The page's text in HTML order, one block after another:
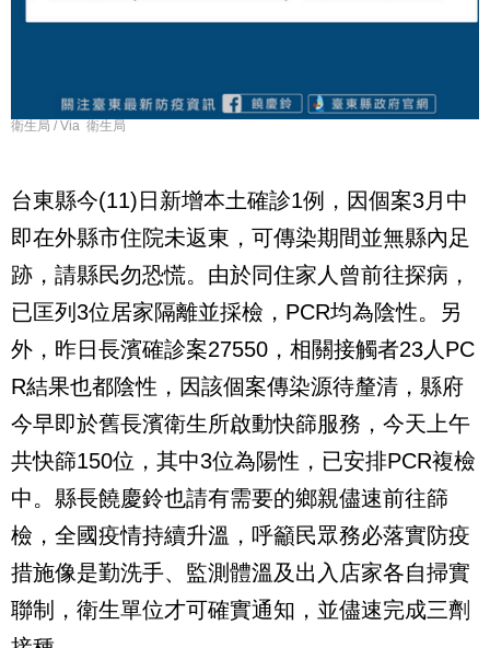
衛生局 / Via 衛生局
台東縣今(11)日新增本土確診1例，因個案3月中
即在外縣市住院未返東，可傳染期間並無縣內足
跡，請縣民勿恐慌。由於同住家人曾前往探病，
已匡列3位居家隔離並採檢，PCR均為陰性。另
外，昨日長濱確診案27550，相關接觸者23人PC
R結果也都陰性，因該個案傳染源待釐清，縣府
今早即於舊長濱衛生所啟動快篩服務，今天上午
共快篩150位，其中3位為陽性，已安排PCR複檢
中。縣長饒慶鈴也請有需要的鄉親儘速前往篩
檢，全國疫情持續升溫，呼籲民眾務必落實防疫
措施像是勤洗手、監測體溫及出入店家各自掃實
聯制，衛生單位才可確實通知，並儘速完成三劑